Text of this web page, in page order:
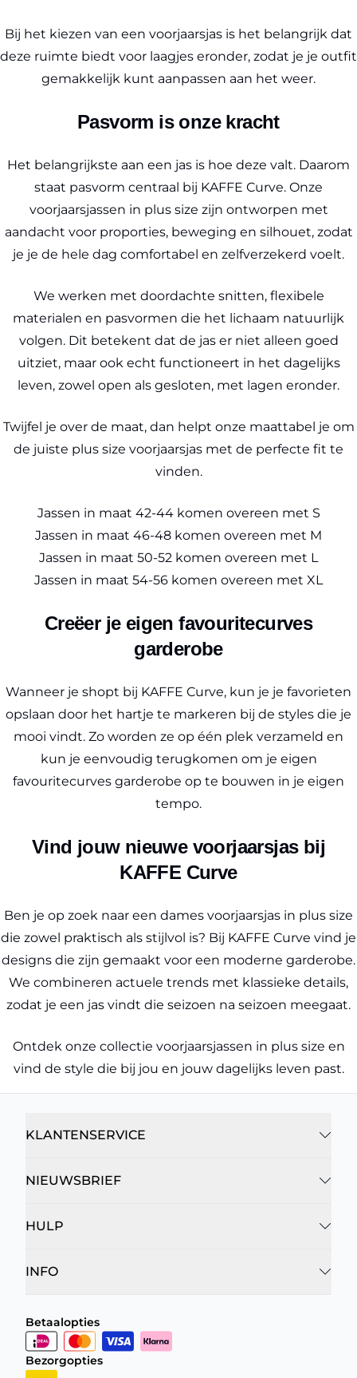
Bij het kiezen van een voorjaarsjas is het belangrijk dat
deze ruimte biedt voor laagjes eronder, zodat je je outfit
gemakkelijk kunt aanpassen aan het weer.
Pasvorm is onze kracht
Het belangrijkste aan een jas is hoe deze valt. Daarom
staat pasvorm centraal bij KAFFE Curve. Onze
voorjaarsjassen in plus size zijn ontworpen met
aandacht voor proporties, beweging en silhouet, zodat
je je de hele dag comfortabel en zelfverzekerd voelt.
We werken met doordachte snitten, flexibele
materialen en pasvormen die het lichaam natuurlijk
volgen. Dit betekent dat de jas er niet alleen goed
uitziet, maar ook echt functioneert in het dagelijks
leven, zowel open als gesloten, met lagen eronder.
Twijfel je over de maat, dan helpt onze maattabel je om
de juiste plus size voorjaarsjas met de perfecte fit te
vinden.
Jassen in maat 42-44 komen overeen met S
Jassen in maat 46-48 komen overeen met M
Jassen in maat 50-52 komen overeen met L
Jassen in maat 54-56 komen overeen met XL
Creëer je eigen favouritecurves
garderobe
Wanneer je shopt bij KAFFE Curve, kun je je favorieten
opslaan door het hartje te markeren bij de styles die je
mooi vindt. Zo worden ze op één plek verzameld en
kun je eenvoudig terugkomen om je eigen
favouritecurves garderobe op te bouwen in je eigen
tempo.
Vind jouw nieuwe voorjaarsjas bij
KAFFE Curve
Ben je op zoek naar een dames voorjaarsjas in plus size
die zowel praktisch als stijlvol is? Bij KAFFE Curve vind je
designs die zijn gemaakt voor een moderne garderobe.
We combineren actuele trends met klassieke details,
zodat je een jas vindt die seizoen na seizoen meegaat.
Ontdek onze collectie voorjaarsjassen in plus size en
vind de style die bij jou en jouw dagelijks leven past.
KLANTENSERVICE
NIEUWSBRIEF
HULP
INFO
Betaalopties
Bezorgopties